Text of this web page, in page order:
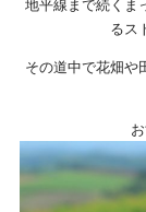
地平線まで続くま
るス
その道中で花畑や